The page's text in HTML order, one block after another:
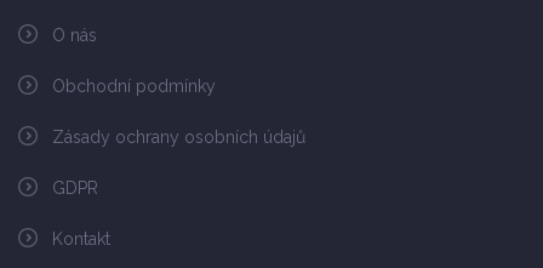
O nás
Obchodní podmínky
Zásady ochrany osobních údajů
GDPR
Kontakt